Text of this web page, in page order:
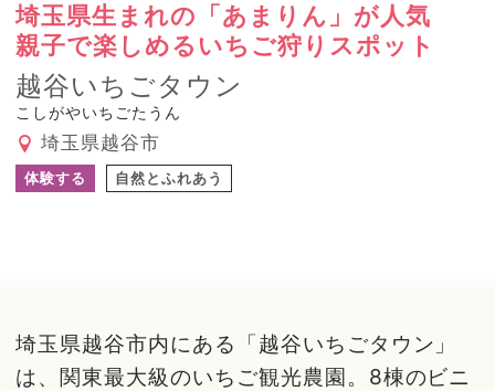
埼玉県生まれの「あまりん」が人気
親子で楽しめるいちご狩りスポット
越谷いちごタウン
こしがやいちごたうん
埼玉県越谷市
体験する 自然とふれあう
埼玉県越谷市内にある「越谷いちごタウン」
は、関東最大級のいちご観光農園。8棟のビニ